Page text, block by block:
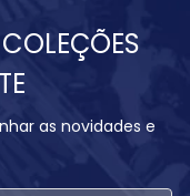
as novidades e